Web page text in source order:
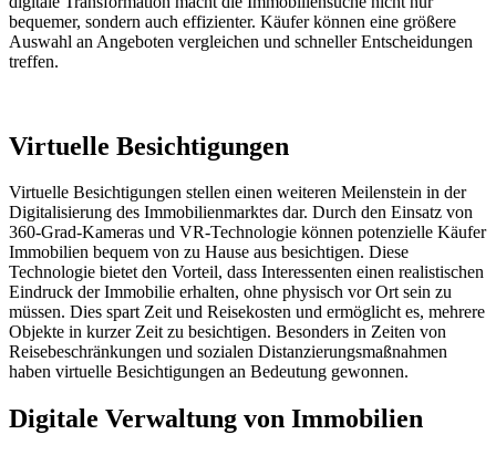
bequemer, sondern auch effizienter. Käufer können eine größere
Auswahl an Angeboten vergleichen und schneller Entscheidungen
treffen.
Virtuelle Besichtigungen
Virtuelle Besichtigungen stellen einen weiteren Meilenstein in der
Digitalisierung des Immobilienmarktes dar. Durch den Einsatz von
360-Grad-Kameras und VR-Technologie können potenzielle Käufer
Immobilien bequem von zu Hause aus besichtigen. Diese
Technologie bietet den Vorteil, dass Interessenten einen realistischen
Eindruck der Immobilie erhalten, ohne physisch vor Ort sein zu
müssen. Dies spart Zeit und Reisekosten und ermöglicht es, mehrere
Objekte in kurzer Zeit zu besichtigen. Besonders in Zeiten von
Reisebeschränkungen und sozialen Distanzierungsmaßnahmen
haben virtuelle Besichtigungen an Bedeutung gewonnen.
Digitale Verwaltung von Immobilien